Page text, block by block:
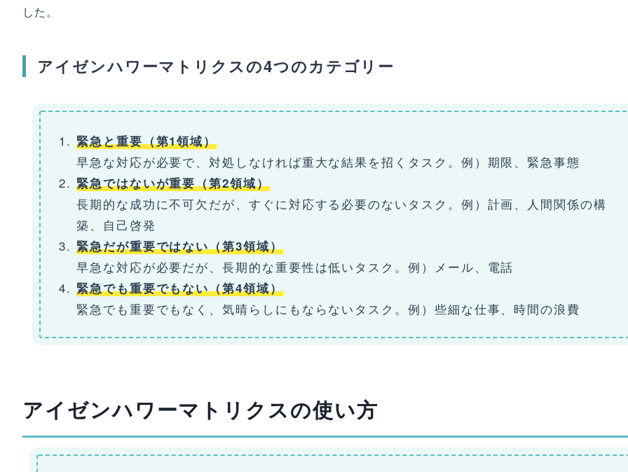
した。
アイゼンハワーマトリクスの4つのカテゴリー
緊急と重要（第1領域）
早急な対応が必要で、対処しなければ重大な結果を招くタスク。例）期限、緊急事態
緊急ではないが重要（第2領域）
長期的な成功に不可欠だが、すぐに対応する必要のないタスク。例）計画、人間関係の構
築、自己啓発
緊急だが重要ではない（第3領域）
早急な対応が必要だが、長期的な重要性は低いタスク。例）メール、電話
緊急でも重要でもない（第4領域）
緊急でも重要でもなく、気晴らしにもならないタスク。例）些細な仕事、時間の浪費
アイゼンハワーマトリクスの使い方